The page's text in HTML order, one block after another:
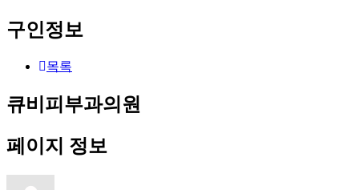
구인정보
목록
큐비피부과의원
페이지 정보